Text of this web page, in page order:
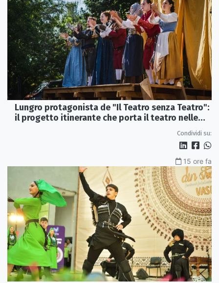
Lungro protagonista de "Il Teatro senza Teatro":
il progetto itinerante che porta il teatro nelle
Condividi su:
15 ore fa